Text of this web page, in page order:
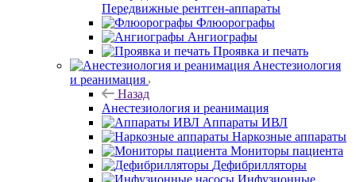
Передвижные рентген-аппараты
Флюорографы
Ангиографы
Проявка и печать
Анестезиология
и реанимация
Назад
Анестезиология и реанимация
Аппараты ИВЛ
Наркозные аппараты
Мониторы пациента
Дефибрилляторы
Инфузионные